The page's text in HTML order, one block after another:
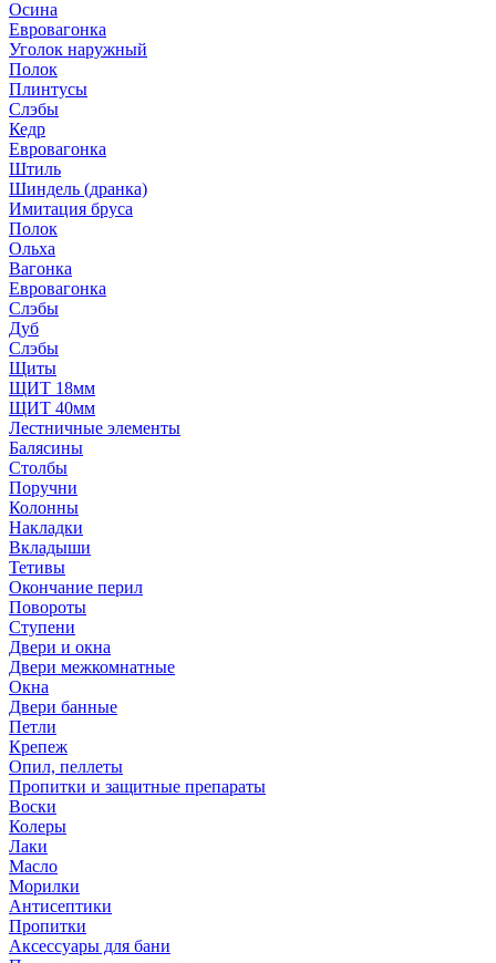
Осина
Евровагонка
Уголок наружный
Полок
Плинтусы
Слэбы
Кедр
Евровагонка
Штиль
Шиндель (дранка)
Имитация бруса
Полок
Ольха
Вагонка
Евровагонка
Слэбы
Дуб
Слэбы
Щиты
ЩИТ 18мм
ЩИТ 40мм
Лестничные элементы
Балясины
Столбы
Поручни
Колонны
Накладки
Вкладыши
Тетивы
Окончание перил
Повороты
Ступени
Двери и окна
Двери межкомнатные
Окна
Двери банные
Петли
Крепеж
Опил, пеллеты
Пропитки и защитные препараты
Воски
Колеры
Лаки
Масло
Морилки
Антисептики
Пропитки
Аксессуары для бани